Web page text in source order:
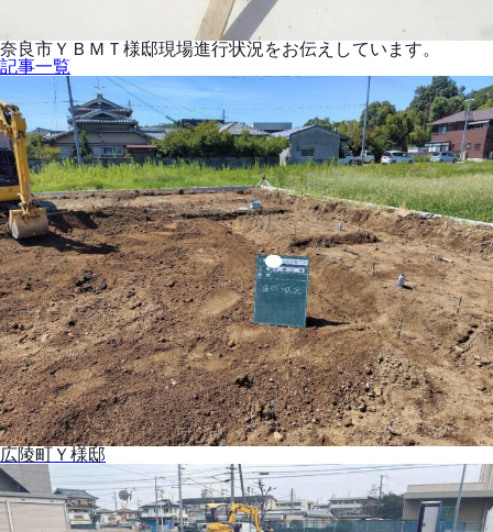
奈良市ＹＢＭＴ様邸現場進行状況をお伝えしています。
記事一覧
広陵町Ｙ様邸